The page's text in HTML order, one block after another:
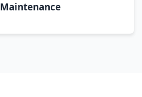
Maintenance